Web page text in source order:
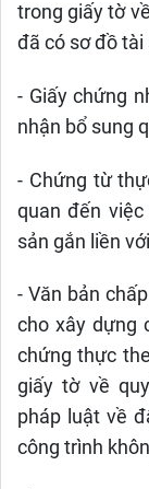
trong giấy tờ
đã có sơ đồ tài
- Giấy chứng
nhận bổ sung
- Chứng từ
quan đến
sản gắn liền
- Văn bản
cho xây dựng
chứng thực
giấy tờ về
pháp luật về
công trình